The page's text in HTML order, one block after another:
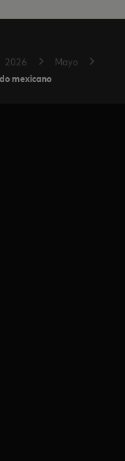
2026 Mayo
mexicano